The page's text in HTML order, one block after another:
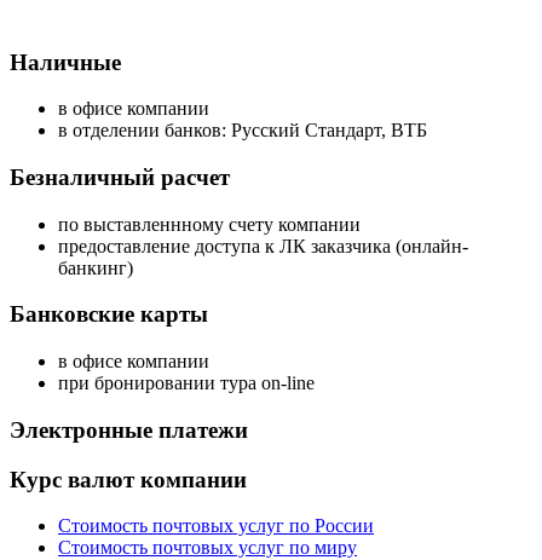
Наличные
в офисе компании
в отделении банков: Русский Стандарт, ВТБ
Безналичный расчет
по выставленнному счету компании
предоставление доступа к ЛК заказчика (онлайн-
банкинг)
Банковские карты
в офисе компании
при бронировании тура on-line
Электронные платежи
Курс валют компании
Стоимость почтовых услуг по России
Стоимость почтовых услуг по миру